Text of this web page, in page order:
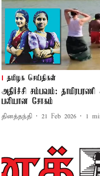
தமிழக செய்திகள்
அதிர்ச்சி சம்பவம்:
பலியான சோகம்
தினத்தந்தி 21 Feb 2026 1